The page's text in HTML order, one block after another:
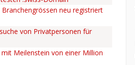
Branchengrössen neu registriert
von Privatpersonen für
Meilenstein von einer Million